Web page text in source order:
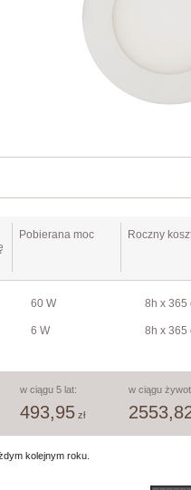
Pobierana moc Roczny
60 W
6 W
8h x 365
8h x 365
w ciągu 5 lat:
493,95 zł
w ciągu
kolejnym roku.